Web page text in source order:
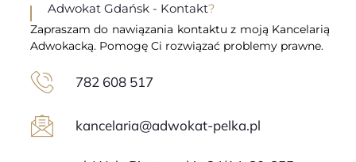
Adwokat Gdańsk - Kontakt?
Zapraszam do nawiązania kontaktu z moją Kancelarią
Adwokacką. Pomogę Ci rozwiązać problemy prawne.
782 608 517
kancelaria@adwokat-pelka.pl